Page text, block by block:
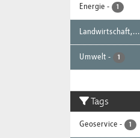
Energie - 1
Landwirtschaft,...
Umwelt - 1
Tags
Geoservice - 1